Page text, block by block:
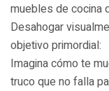
muebles de cocina
Desahogar
objetivo primordial:
Imagina cómo te
truco que no falla